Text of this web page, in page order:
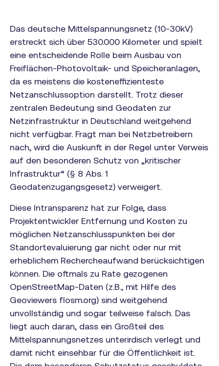
Das deutsche Mittelspannungsnetz (10-30kV)
erstreckt sich über 530.000 Kilometer und spielt
eine entscheidende Rolle beim Ausbau von
Freiflächen-Photovoltaik- und Speicheranlagen,
da es meistens die kosteneffizienteste
Netzanschlussoption darstellt. Trotz dieser
zentralen Bedeutung sind Geodaten zur
Netzinfrastruktur in Deutschland weitgehend
nicht verfügbar. Fragt man bei Netzbetreibern
nach, wird die Auskunft in der Regel unter Verweis
auf den besonderen Schutz von „kritischer
Infrastruktur“ (§ 8 Abs. 1
Geodatenzugangsgesetz) verweigert.
Diese Intransparenz hat zur Folge, dass
Projektentwickler Entfernung und Kosten zu
möglichen Netzanschlusspunkten bei der
Standortevaluierung gar nicht oder nur mit
erheblichem Rechercheaufwand berücksichtigen
können. Die oftmals zu Rate gezogenen
OpenStreetMap-Daten (z.B., mit Hilfe des
Geoviewers flosm.org) sind weitgehend
unvollständig und sogar teilweise falsch. Das
liegt auch daran, dass ein Großteil des
Mittelspannungsnetzes unterirdisch verlegt und
damit nicht einsehbar für die Öffentlichkeit ist.